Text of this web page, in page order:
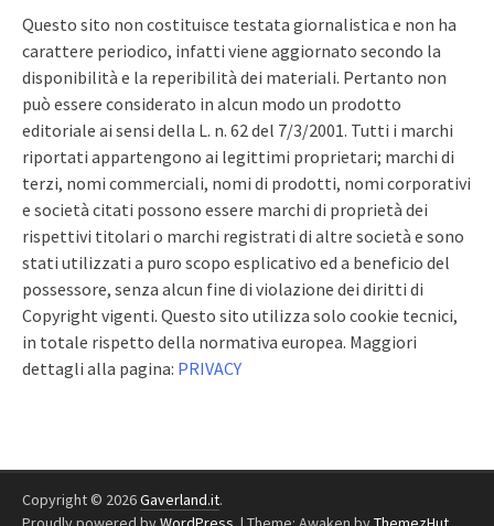
Questo sito non costituisce testata giornalistica e non ha
carattere periodico, infatti viene aggiornato secondo la
disponibilità e la reperibilità dei materiali. Pertanto non
può essere considerato in alcun modo un prodotto
editoriale ai sensi della L. n. 62 del 7/3/2001. Tutti i marchi
riportati appartengono ai legittimi proprietari; marchi di
terzi, nomi commerciali, nomi di prodotti, nomi corporativi
e società citati possono essere marchi di proprietà dei
rispettivi titolari o marchi registrati di altre società e sono
stati utilizzati a puro scopo esplicativo ed a beneficio del
possessore, senza alcun fine di violazione dei diritti di
Copyright vigenti. Questo sito utilizza solo cookie tecnici,
in totale rispetto della normativa europea. Maggiori
dettagli alla pagina: PRIVACY
Copyright © 2026Gaverland.it.